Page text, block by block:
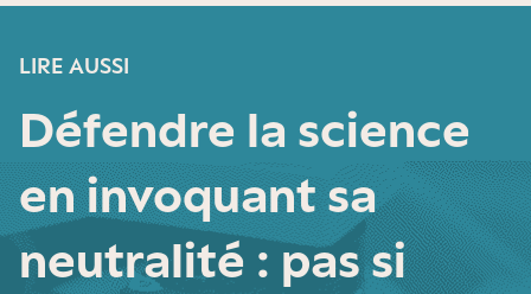
LIRE AUSSI
Défendre la science
en invoquant sa
neutralité : pas si